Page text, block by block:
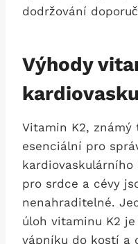
dodržování
Výhody
Vitamin K2,
esenciální pro
kardiovaskulárního
pro srdce a cévy
nenahraditelné.
úloh vitaminu K2
vápníku do kostí a